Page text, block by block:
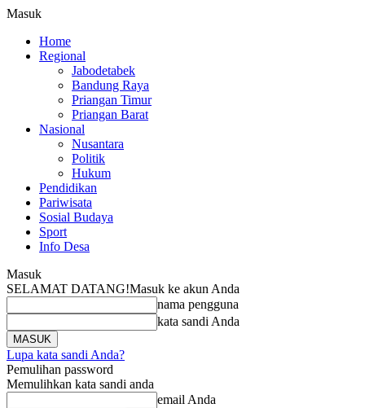
Masuk
Home
Regional
Jabodetabek
Bandung Raya
Priangan Timur
Priangan Barat
Nasional
Nusantara
Politik
Hukum
Pendidikan
Pariwisata
Sosial Budaya
Sport
Info Desa
Masuk
SELAMAT DATANG!Masuk ke akun Anda
nama pengguna
kata sandi Anda
Lupa kata sandi Anda?
Pemulihan password
Memulihkan kata sandi anda
email Anda